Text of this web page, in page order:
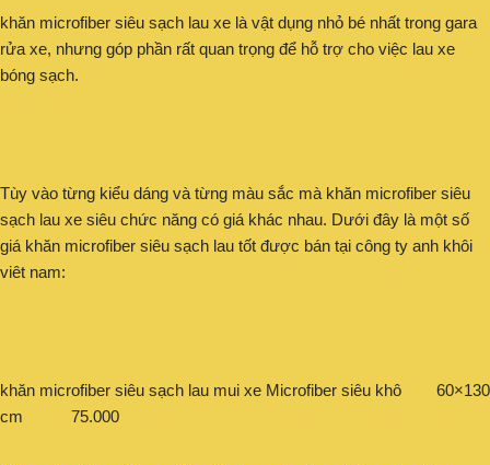
khăn microfiber siêu sạch lau xe là vật dụng nhỏ bé nhất trong gara
rửa xe, nhưng góp phần rất quan trọng để hỗ trợ cho việc lau xe
bóng sạch.
Tùy vào từng kiểu dáng và từng màu sắc mà khăn microfiber siêu
sạch lau xe siêu chức năng có giá khác nhau. Dưới đây là một số
giá khăn microfiber siêu sạch lau tốt được bán tại công ty anh khôi
viêt nam:
khăn microfiber siêu sạch lau mui xe Microfiber siêu khô 60×130
cm 75.000